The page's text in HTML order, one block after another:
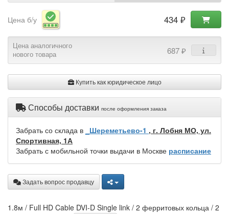
Цена б/у 434 ₽
Цена аналогичного
нового товара
687 ₽
Купить как юридическое лицо
Способы доставки после оформления заказа
Забрать со склада в _Шереметьево-1 , г. Лобня МО, ул.
Спортивная, 1А
Забрать с мобильной точки выдачи в Москве расписание
Задать вопрос продавцу
1.8м / Full HD Cable DVI-D Single link / 2 ферритовых кольца / 2